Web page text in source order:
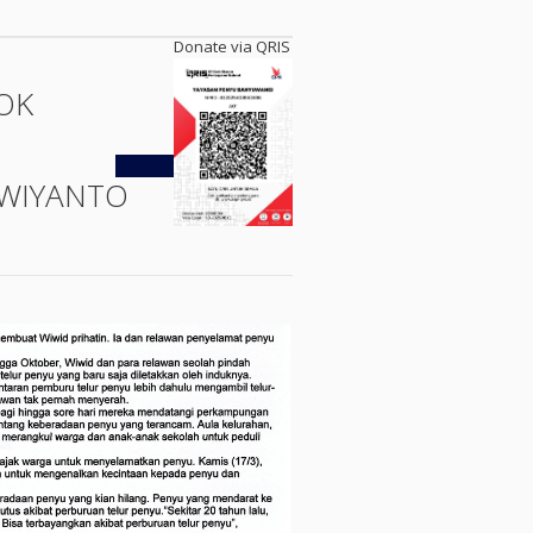
Donate via QRIS